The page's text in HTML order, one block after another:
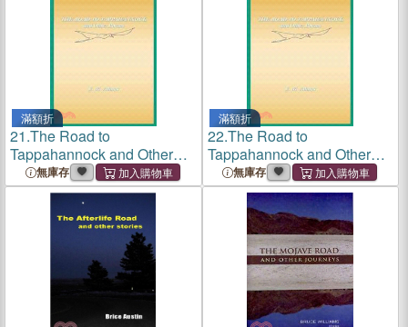
滿額折
21.The Road to
Tappahannock and Other
Poems
無庫存
滿額折
22.The Road to
Tappahannock and Other
Poems
無庫存